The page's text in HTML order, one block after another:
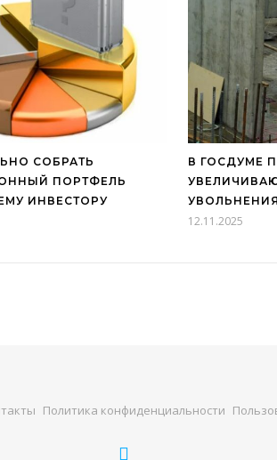
СОБРАТЬ
ПОРТФЕЛЬ
ИНВЕСТОРУ
В ГОСДУМЕ
12.11.2025
Политика конфиденциальности